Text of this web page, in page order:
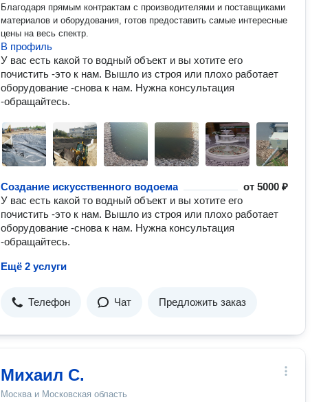
Благодаря прямым контрактам с производителями и поставщиками
материалов и оборудования, готов предоставить самые интересные
цены на весь спектр.
В профиль
У вас есть какой то водный объект и вы хотите его
почистить -это к нам. Вышло из строя или плохо работает
оборудование -снова к нам. Нужна консультация
-обращайтесь.
Создание искусственного водоема от5000 ₽
У вас есть какой то водный объект и вы хотите его
почистить -это к нам. Вышло из строя или плохо работает
оборудование -снова к нам. Нужна консультация
-обращайтесь.
Ещё 2 услуги
Телефон Чат Предложить заказ
Михаил С.
Москва и Московская область